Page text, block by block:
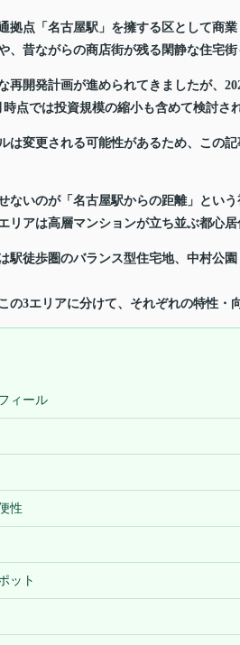
拠点「名古屋駅」を擁する区として商
、昔ながらの商店街が残る閑静な住宅街
再開発計画が進められてきましたが、
点では投資規模の縮小も含めて検討さ
は変更される可能性があるため、この
ないのが「名古屋駅からの距離」という
リアは高層マンションが立ち並ぶ都心居
駅徒歩圏のバランス型住宅地、中村公
の3エリアに分けて、それぞれの特性・
ィール
性
ット